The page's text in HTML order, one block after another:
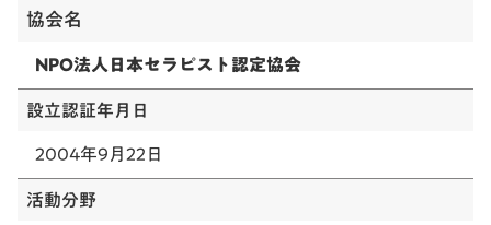
協会名
NPO法人日本セラピスト認定協会
設立認証年月日
2004年9月22日
活動分野